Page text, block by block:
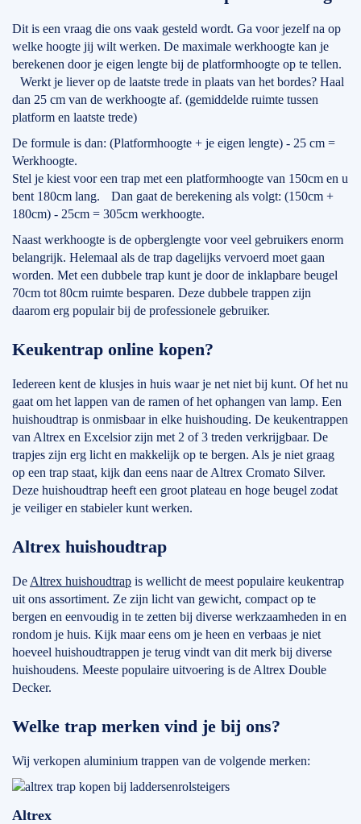
Dit is een vraag die ons vaak gesteld wordt. Ga voor jezelf na op
welke hoogte jij wilt werken. De maximale werkhoogte kan je
berekenen door je eigen lengte bij de platformhoogte op te tellen.
Werkt je liever op de laatste trede in plaats van het bordes? Haal
dan 25 cm van de werkhoogte af. (gemiddelde ruimte tussen
platform en laatste trede)
De formule is dan: (Platformhoogte + je eigen lengte) - 25 cm =
Werkhoogte.
Stel je kiest voor een trap met een platformhoogte van 150cm en u
bent 180cm lang. Dan gaat de berekening als volgt: (150cm +
180cm) - 25cm = 305cm werkhoogte.
Naast werkhoogte is de opberglengte voor veel gebruikers enorm
belangrijk. Helemaal als de trap dagelijks vervoerd moet gaan
worden. Met een dubbele trap kunt je door de inklapbare beugel
70cm tot 80cm ruimte besparen. Deze dubbele trappen zijn
daarom erg populair bij de professionele gebruiker.
Keukentrap online kopen?
Iedereen kent de klusjes in huis waar je net niet bij kunt. Of het nu
gaat om het lappen van de ramen of het ophangen van lamp. Een
huishoudtrap is onmisbaar in elke huishouding. De keukentrappen
van Altrex en Excelsior zijn met 2 of 3 treden verkrijgbaar. De
trapjes zijn erg licht en makkelijk op te bergen. Als je niet graag
op een trap staat, kijk dan eens naar de Altrex Cromato Silver.
Deze huishoudtrap heeft een groot plateau en hoge beugel zodat
je veiliger en stabieler kunt werken.
Altrex huishoudtrap
De Altrex huishoudtrap is wellicht de meest populaire keukentrap
uit ons assortiment. Ze zijn licht van gewicht, compact op te
bergen en eenvoudig in te zetten bij diverse werkzaamheden in en
rondom je huis. Kijk maar eens om je heen en verbaas je niet
hoeveel huishoudtrappen je terug vindt van dit merk bij diverse
huishoudens. Meeste populaire uitvoering is de Altrex Double
Decker.
Welke trap merken vind je bij ons?
Wij verkopen aluminium trappen van de volgende merken:
Altrex